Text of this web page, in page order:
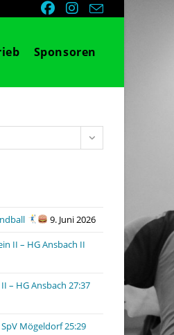
Sponsoren
9. Juni 2026
II – HG Ansbach II
– HG Ansbach 27:37
Mögeldorf 25:29